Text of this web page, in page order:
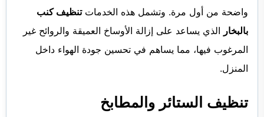
واضحة من أول مرة. وتشمل هذه الخدماتتنظيف كنب
بالبخار الذي يساعد على إزالة الأوساخ العميقة والروائح غير
المرغوب فيها، مما يساهم في تحسين جودة الهواء داخل
المنزل.
تنظيف الستائر والمطابخ